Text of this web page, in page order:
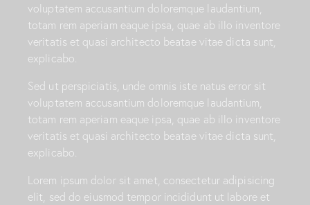
voluptatem accusantium doloremque laudantium,
totam rem aperiam eaque ipsa, quae ab illo inventore
veritatis et quasi architecto beatae vitae dicta sunt,
explicabo.
Sed ut perspiciatis, unde omnis iste natus error sit
voluptatem accusantium doloremque laudantium,
totam rem aperiam eaque ipsa, quae ab illo inventore
veritatis et quasi architecto beatae vitae dicta sunt,
explicabo.
Lorem ipsum dolor sit amet, consectetur adipisicing
elit, sed do eiusmod tempor incididunt ut labore et